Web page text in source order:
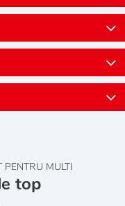
MULTI
top